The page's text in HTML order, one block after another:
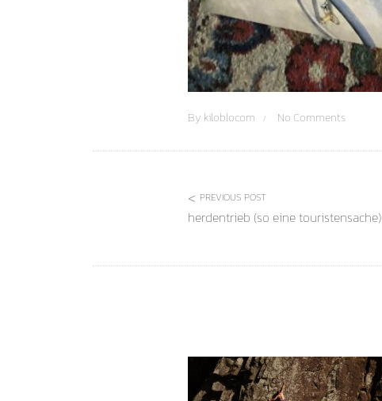
By kiloblocom No Comments
PREVIOUS POST
herdentrieb (so eine touristensache)